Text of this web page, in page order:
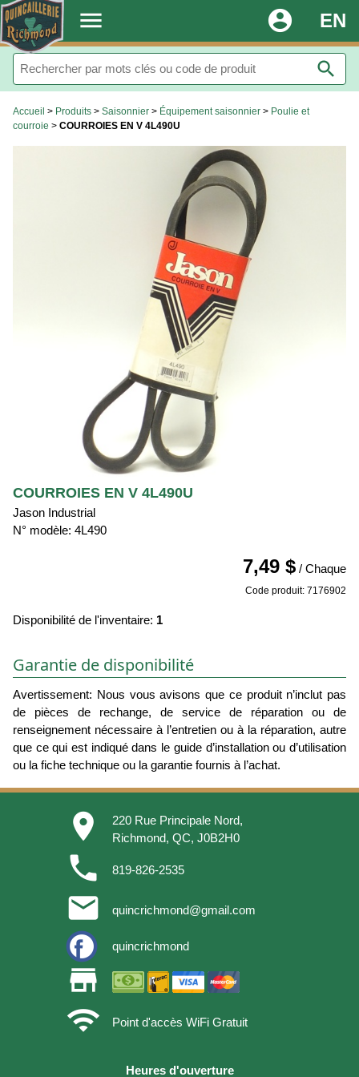
. menu EN
account_circle
search
Accueil > Produits > Saisonnier > Équipement saisonnier > Poulie et
courroie > COURROIES EN V 4L490U
COURROIES EN V 4L490U
Jason Industrial
N° modèle: 4L490
7,49 $ / Chaque
Code produit: 7176902
Disponibilité de l'inventaire: 1
Garantie de disponibilité
Avertissement: Nous vous avisons que ce produit n’inclut pas
de pièces de rechange, de service de réparation ou de
renseignement nécessaire à l’entretien ou à la réparation, autre
que ce qui est indiqué dans le guide d’installation ou d’utilisation
ou la fiche technique ou la garantie fournis à l’achat.
place
220 Rue Principale Nord,
Richmond, QC, J0B2H0
phone 819-826-2535
email quincrichmond@gmail.com
quincrichmond
store
wifi
Point d'accès WiFi Gratuit
Heures d'ouverture